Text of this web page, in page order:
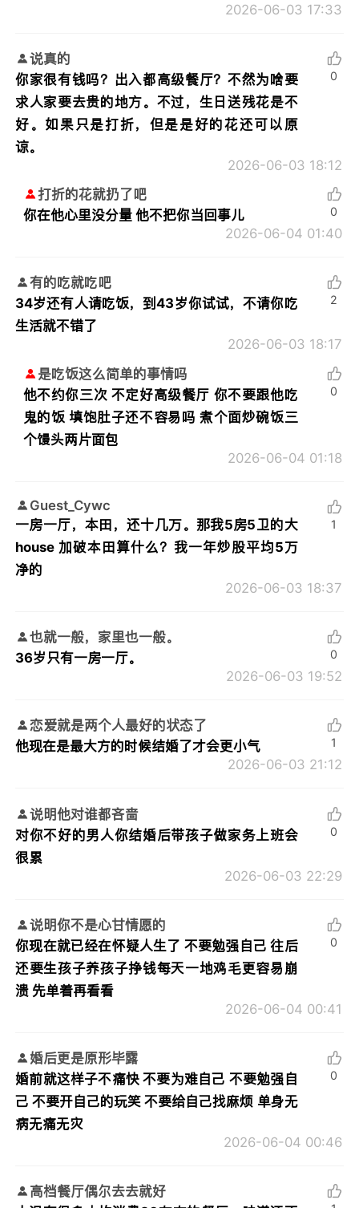
2026-06-03 17:33
说真的
你家很有钱吗？出入都高级餐厅？不然为啥要
求人家要去贵的地方。不过，生日送残花是不
好。如果只是打折，但是是好的花还可以原
谅。
2026-06-03 18:12
0
打折的花就扔了吧
你在他心里没分量 他不把你当回事儿
2026-06-04 01:40
0
有的吃就吃吧
34岁还有人请吃饭，到43岁你试试，不请你吃
生活就不错了
2026-06-03 18:17
2
是吃饭这么简单的事情吗
他不约你三次 不定好高级餐厅 你不要跟他吃
鬼的饭 填饱肚子还不容易吗 煮个面炒碗饭三
个馒头两片面包
2026-06-04 01:18
0
Guest_Cywc
一房一厅，本田，还十几万。那我5房5卫的大
house 加破本田算什么？我一年炒股平均5万
净的
2026-06-03 18:37
1
也就一般，家里也一般。
36岁只有一房一厅。
2026-06-03 19:52
0
恋爱就是两个人最好的状态了
他现在是最大方的时候结婚了才会更小气
2026-06-03 21:12
1
说明他对谁都吝啬
对你不好的男人你结婚后带孩子做家务上班会
很累
2026-06-03 22:29
0
说明你不是心甘情愿的
你现在就已经在怀疑人生了 不要勉强自己 往后
还要生孩子养孩子挣钱每天一地鸡毛更容易崩
溃 先单着再看看
2026-06-04 00:41
0
婚后更是原形毕露
婚前就这样子不痛快 不要为难自己 不要勉强自
己 不要开自己的玩笑 不要给自己找麻烦 单身无
病无痛无灾
2026-06-04 00:46
0
高档餐厅偶尔去去就好